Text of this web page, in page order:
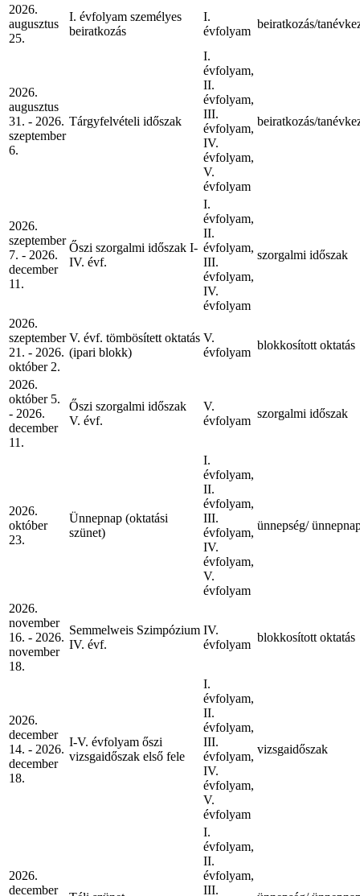
2026.
augusztus
25.
I. évfolyam személyes
beiratkozás
I.
évfolyam
beiratkozás/
2026.
augusztus
31. - 2026.
szeptember
6.
Tárgyfelvételi időszak
I.
évfolyam,
II.
évfolyam,
III.
évfolyam,
IV.
évfolyam,
V.
évfolyam
beiratkozás/
2026.
szeptember
7. - 2026.
december
11.
Őszi szorgalmi időszak I-
IV. évf.
I.
évfolyam,
II.
évfolyam,
III.
évfolyam,
IV.
évfolyam
szorgalmi időszak
2026.
szeptember
21. - 2026.
október 2.
V. évf. tömbösített oktatás
(ipari blokk)
V.
évfolyam
blokkosított oktatás
2026.
október 5.
- 2026.
december
11.
Őszi szorgalmi időszak
V. évf.
V.
évfolyam
szorgalmi időszak
2026.
október
23.
Ünnepnap (oktatási
szünet)
I.
évfolyam,
II.
évfolyam,
III.
évfolyam,
IV.
évfolyam,
V.
évfolyam
ünnepség/
2026.
november
16. - 2026.
november
18.
Semmelweis Szimpózium
IV. évf.
IV.
évfolyam
blokkosított oktatás
2026.
december
14. - 2026.
december
18.
I-V. évfolyam őszi
vizsgaidőszak első fele
I.
évfolyam,
II.
évfolyam,
III.
évfolyam,
IV.
évfolyam,
V.
évfolyam
vizsgaidőszak
2026.
december
I.
évfolyam,
II.
évfolyam,
III.